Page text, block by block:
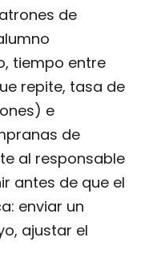
de
tiempo entre
repite, tasa de
e
de
al responsable
antes de que el
enviar un
ajustar el